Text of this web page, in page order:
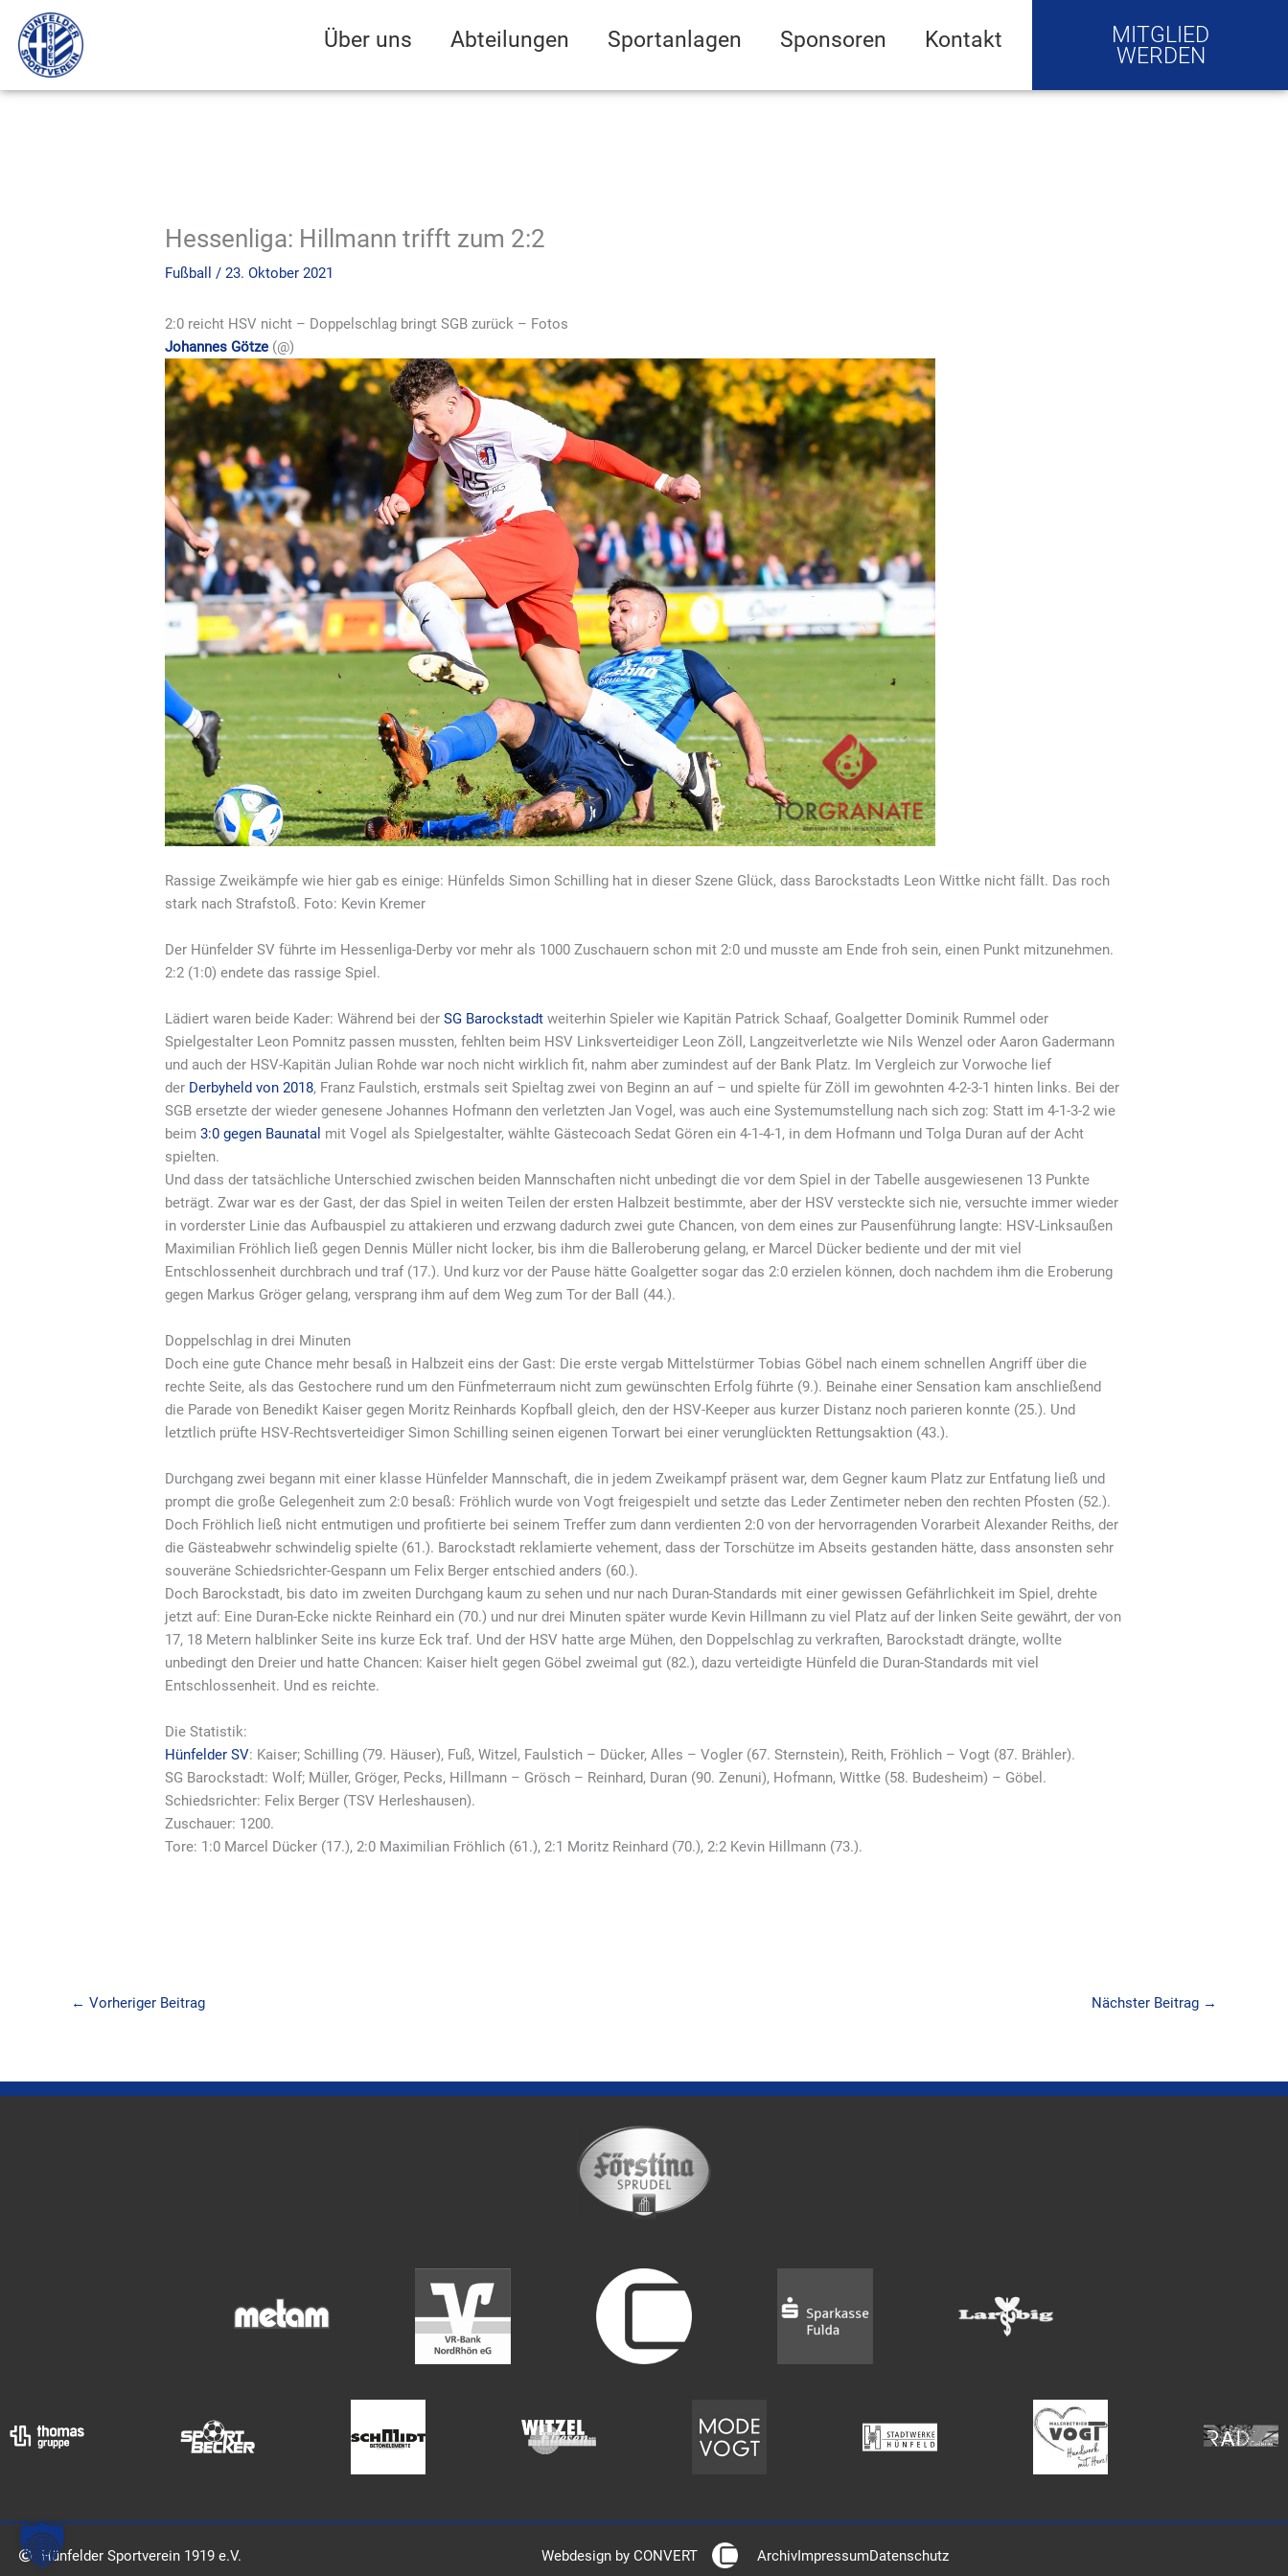
Inhalt
springen
Über uns Abteilungen Sportanlagen Sponsoren Kontakt
MITGLIED
WERDEN
Hessenliga: Hillmann trifft zum 2:2
Fußball /23. Oktober 2021
2:0 reicht HSV nicht – Doppelschlag bringt SGB zurück – Fotos
Johannes Götze (@)
Rassige Zweikämpfe wie hier gab es einige: Hünfelds Simon Schilling hat in dieser Szene Glück, dass Barockstadts Leon Wittke nicht fällt. Das roch
stark nach Strafstoß. Foto: Kevin Kremer
Der Hünfelder SV führte im Hessenliga-Derby vor mehr als 1000 Zuschauern schon mit 2:0 und musste am Ende froh sein, einen Punkt mitzunehmen.
2:2 (1:0) endete das rassige Spiel.
Lädiert waren beide Kader: Während bei derSG Barockstadt weiterhin Spieler wie Kapitän Patrick Schaaf, Goalgetter Dominik Rummel oder
Spielgestalter Leon Pomnitz passen mussten, fehlten beim HSV Linksverteidiger Leon Zöll, Langzeitverletzte wie Nils Wenzel oder Aaron Gadermann
und auch der HSV-Kapitän Julian Rohde war noch nicht wirklich fit, nahm aber zumindest auf der Bank Platz. Im Vergleich zur Vorwoche lief
der Derbyheld von 2018, Franz Faulstich, erstmals seit Spieltag zwei von Beginn an auf – und spielte für Zöll im gewohnten 4-2-3-1 hinten links. Bei der
SGB ersetzte der wieder genesene Johannes Hofmann den verletzten Jan Vogel, was auch eine Systemumstellung nach sich zog: Statt im 4-1-3-2 wie
beim3:0 gegen Baunatal mit Vogel als Spielgestalter, wählte Gästecoach Sedat Gören ein 4-1-4-1, in dem Hofmann und Tolga Duran auf der Acht
spielten.
Und dass der tatsächliche Unterschied zwischen beiden Mannschaften nicht unbedingt die vor dem Spiel in der Tabelle ausgewiesenen 13 Punkte
beträgt. Zwar war es der Gast, der das Spiel in weiten Teilen der ersten Halbzeit bestimmte, aber der HSV versteckte sich nie, versuchte immer wieder
in vorderster Linie das Aufbauspiel zu attakieren und erzwang dadurch zwei gute Chancen, von dem eines zur Pausenführung langte: HSV-Linksaußen
Maximilian Fröhlich ließ gegen Dennis Müller nicht locker, bis ihm die Balleroberung gelang, er Marcel Dücker bediente und der mit viel
Entschlossenheit durchbrach und traf (17.). Und kurz vor der Pause hätte Goalgetter sogar das 2:0 erzielen können, doch nachdem ihm die Eroberung
gegen Markus Gröger gelang, versprang ihm auf dem Weg zum Tor der Ball (44.).
Doppelschlag in drei Minuten
Doch eine gute Chance mehr besaß in Halbzeit eins der Gast: Die erste vergab Mittelstürmer Tobias Göbel nach einem schnellen Angriff über die
rechte Seite, als das Gestochere rund um den Fünfmeterraum nicht zum gewünschten Erfolg führte (9.). Beinahe einer Sensation kam anschließend
die Parade von Benedikt Kaiser gegen Moritz Reinhards Kopfball gleich, den der HSV-Keeper aus kurzer Distanz noch parieren konnte (25.). Und
letztlich prüfte HSV-Rechtsverteidiger Simon Schilling seinen eigenen Torwart bei einer verunglückten Rettungsaktion (43.).
Durchgang zwei begann mit einer klasse Hünfelder Mannschaft, die in jedem Zweikampf präsent war, dem Gegner kaum Platz zur Entfatung ließ und
prompt die große Gelegenheit zum 2:0 besaß: Fröhlich wurde von Vogt freigespielt und setzte das Leder Zentimeter neben den rechten Pfosten (52.).
Doch Fröhlich ließ nicht entmutigen und profitierte bei seinem Treffer zum dann verdienten 2:0 von der hervorragenden Vorarbeit Alexander Reiths, der
die Gästeabwehr schwindelig spielte (61.). Barockstadt reklamierte vehement, dass der Torschütze im Abseits gestanden hätte, dass ansonsten sehr
souveräne Schiedsrichter-Gespann um Felix Berger entschied anders (60.).
Doch Barockstadt, bis dato im zweiten Durchgang kaum zu sehen und nur nach Duran-Standards mit einer gewissen Gefährlichkeit im Spiel, drehte
jetzt auf: Eine Duran-Ecke nickte Reinhard ein (70.) und nur drei Minuten später wurde Kevin Hillmann zu viel Platz auf der linken Seite gewährt, der von
17, 18 Metern halblinker Seite ins kurze Eck traf. Und der HSV hatte arge Mühen, den Doppelschlag zu verkraften, Barockstadt drängte, wollte
unbedingt den Dreier und hatte Chancen: Kaiser hielt gegen Göbel zweimal gut (82.), dazu verteidigte Hünfeld die Duran-Standards mit viel
Entschlossenheit. Und es reichte.
Die Statistik:
Hünfelder SV: Kaiser; Schilling (79. Häuser), Fuß, Witzel, Faulstich – Dücker, Alles – Vogler (67. Sternstein), Reith, Fröhlich – Vogt (87. Brähler).
SG Barockstadt: Wolf; Müller, Gröger, Pecks, Hillmann – Grösch – Reinhard, Duran (90. Zenuni), Hofmann, Wittke (58. Budesheim) – Göbel.
Schiedsrichter: Felix Berger (TSV Herleshausen).
Zuschauer: 1200.
Tore: 1:0 Marcel Dücker (17.), 2:0 Maximilian Fröhlich (61.), 2:1 Moritz Reinhard (70.), 2:2 Kevin Hillmann (73.).
← Vorheriger Beitrag Nächster Beitrag →
Hünfelder Sportverein 1919 e.V. Webdesign by CONVERT ArchivImpressumDatenschutz